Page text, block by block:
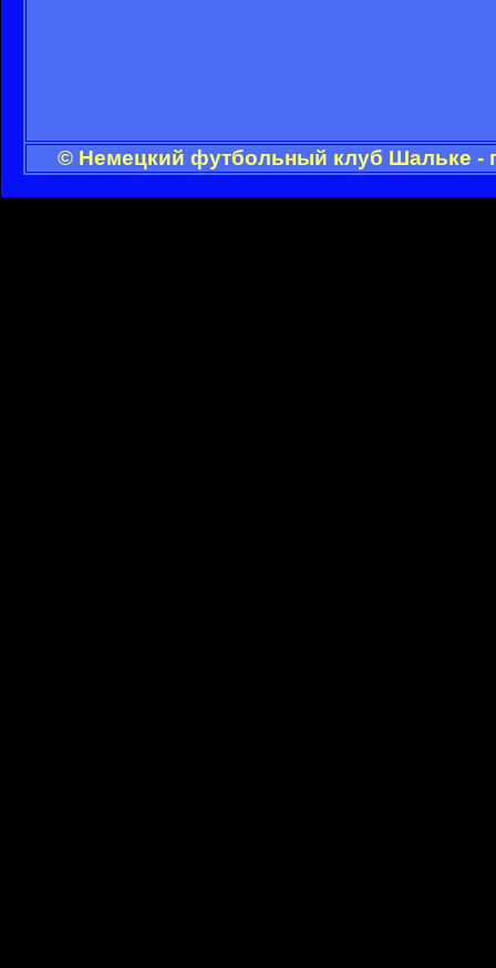
© Немецкий футбольный клуб Шальке -